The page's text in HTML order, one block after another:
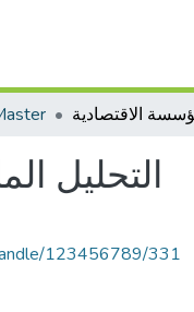
التحليل
123456789/331